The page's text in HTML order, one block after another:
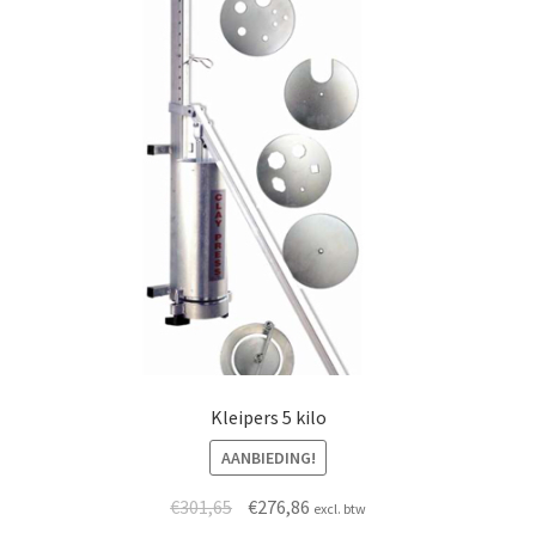
Kleipers 5 kilo
AANBIEDING!
€301,65 Oorspronkelijke prijs was: €301,65.
€276,86Huidige prijs is: €276,86.
excl. btw